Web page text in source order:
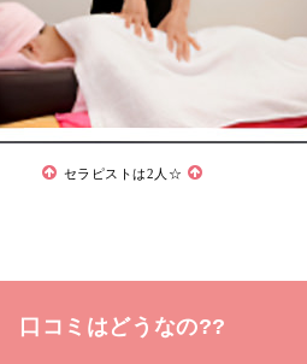
セラピストは2人☆
口コミはどうなの??